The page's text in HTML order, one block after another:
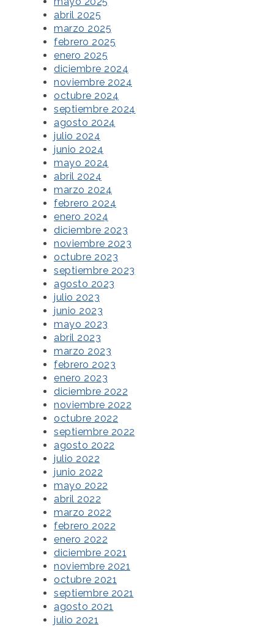
abril 2025
marzo 2025
febrero 2025
enero 2025
diciembre 2024
noviembre 2024
octubre 2024
septiembre 2024
agosto 2024
julio 2024
junio 2024
mayo 2024
abril 2024
marzo 2024
febrero 2024
enero 2024
diciembre 2023
noviembre 2023
octubre 2023
septiembre 2023
agosto 2023
julio 2023
junio 2023
mayo 2023
abril 2023
marzo 2023
febrero 2023
enero 2023
diciembre 2022
noviembre 2022
octubre 2022
septiembre 2022
agosto 2022
julio 2022
junio 2022
mayo 2022
abril 2022
marzo 2022
febrero 2022
enero 2022
diciembre 2021
noviembre 2021
octubre 2021
septiembre 2021
agosto 2021
julio 2021